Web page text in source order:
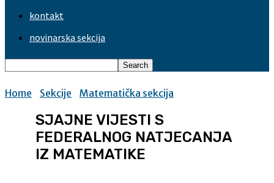
kontakt
novinarska sekcija
Home Sekcije Matematička sekcija
SJAJNE VIJESTI S
FEDERALNOG NATJECANJA
IZ MATEMATIKE